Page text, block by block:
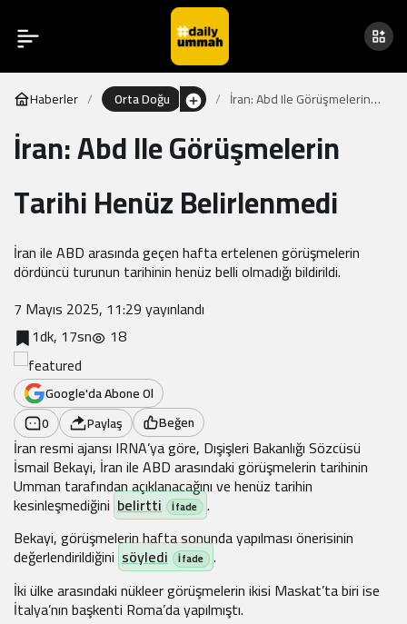
Haberler Orta Doğu
İran: Abd Ile Görüşmelerin
İran: Abd Ile Görüşmelerin
Tarihi Henüz Belirlenmedi
İran ile ABD arasında geçen hafta ertelenen görüşmelerin
dördüncü turunun tarihinin henüz belli olmadığı bildirildi.
7 Mayıs 2025, 11:29yayınlandı
1dk, 17sn
18
Google'da Abone Ol
0
Paylaş Beğen
İran resmi ajansı IRNA’ya göre, Dışişleri Bakanlığı Sözcüsü
İsmail Bekayi, İran ile ABD arasındaki görüşmelerin tarihinin
Umman tarafından açıklanacağını ve henüz tarihin
kesinleşmediğini belirtti
.
Bekayi, görüşmelerin hafta sonunda yapılması önerisinin
değerlendirildiğini söyledi
.
İki ülke arasındaki nükleer görüşmelerin ikisi Maskat’ta biri ise
İtalya’nın başkenti Roma’da yapılmıştı.